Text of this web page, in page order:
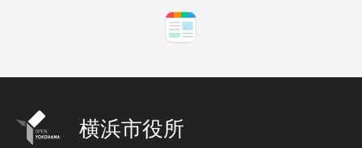
横浜市役所